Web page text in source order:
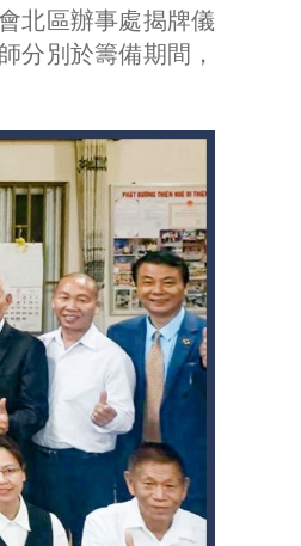
北區辦事處揭牌儀
分別於籌備期間，